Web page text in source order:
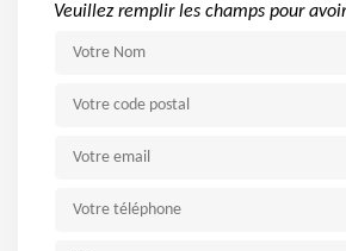
Veuillez remplir les champs pour